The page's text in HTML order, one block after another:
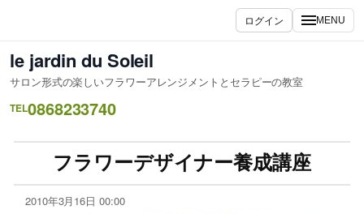
ログイン MENU
le jardin du Soleil
サロン形式の楽しいフラワーアレンジメントとセラピーの教室
TEL0868233740
フラワーデザイナー養成講座
2010年3月16日 00:00